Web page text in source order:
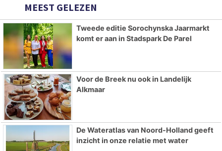
MEEST GELEZEN
Tweede editie Sorochynska Jaarmarkt
komt er aan in Stadspark De Parel
Voor de Breek nu ook in Landelijk
Alkmaar
De Wateratlas van Noord-Holland geeft
inzicht in onze relatie met water